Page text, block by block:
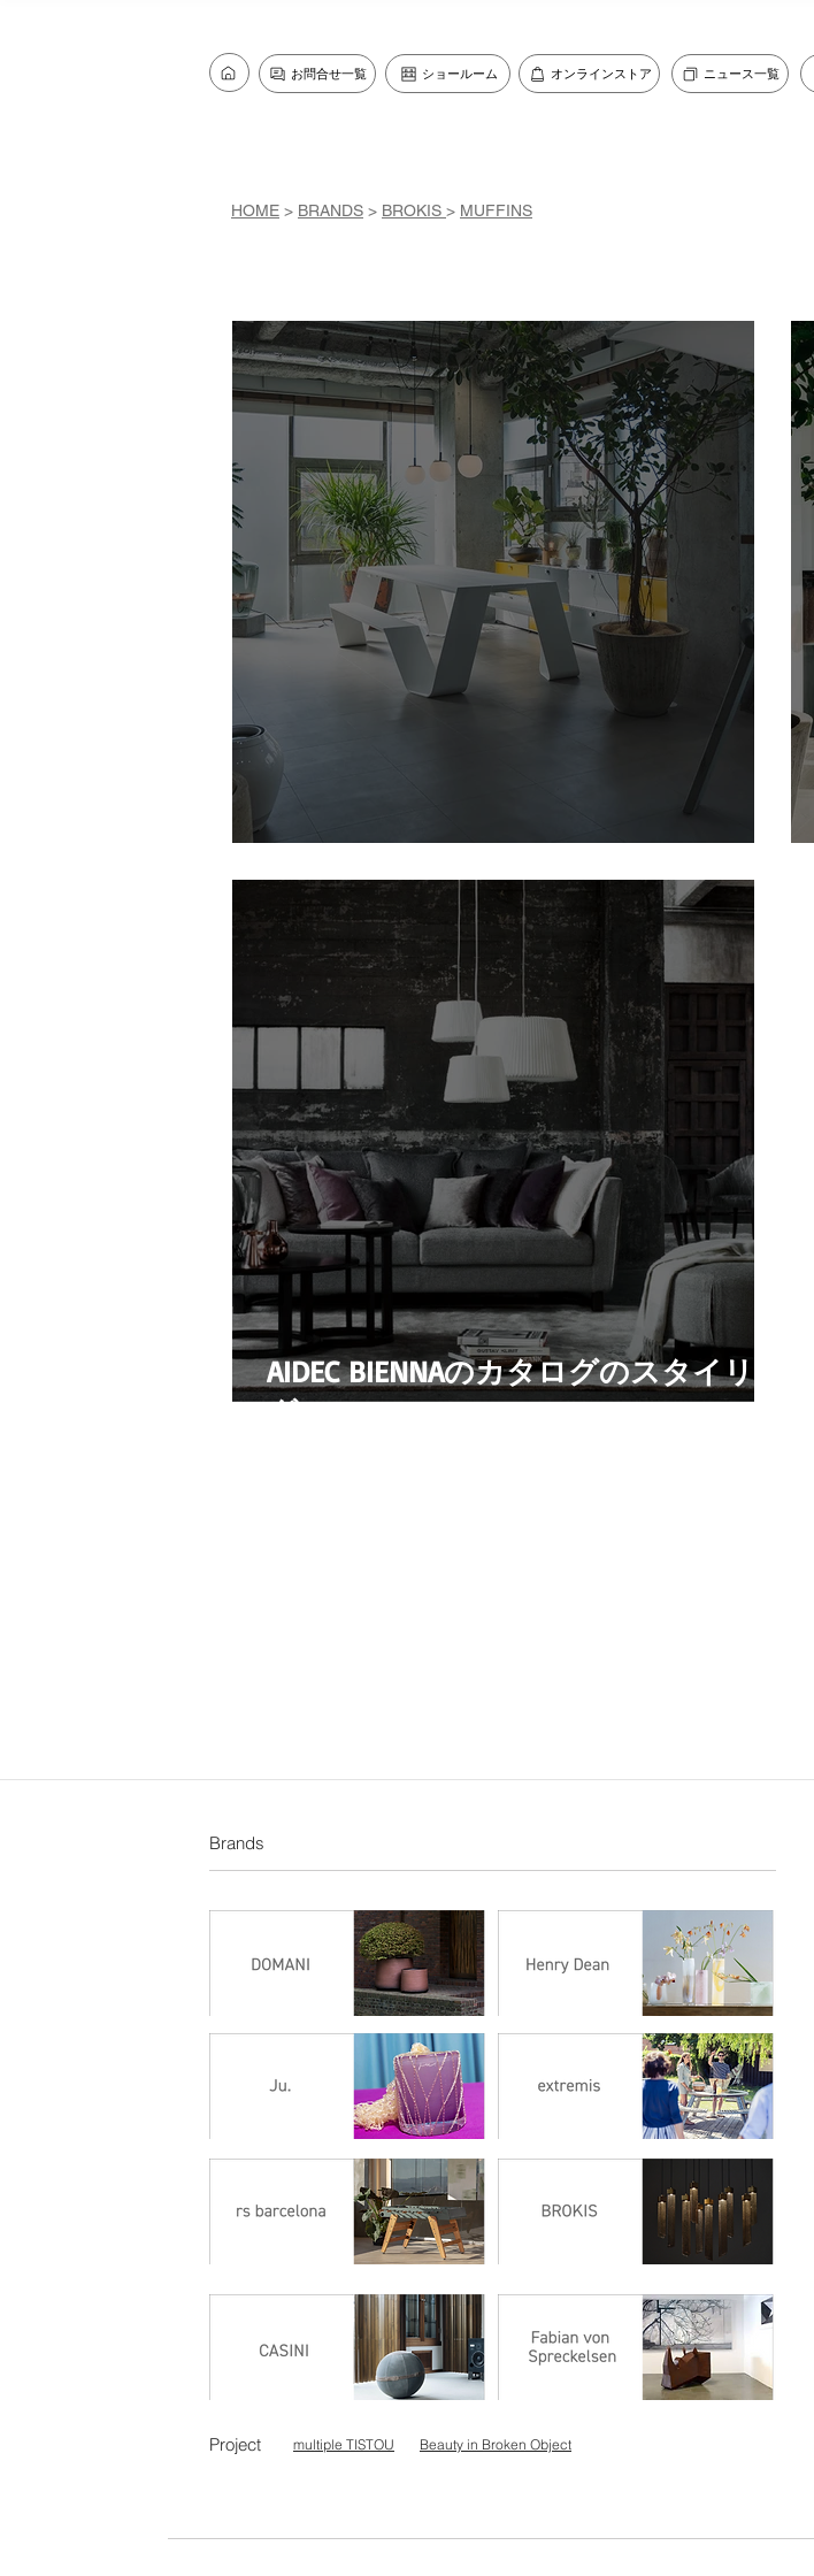
お問合せ一覧 ショールーム オンラインストア ニュース一覧
HOME > BRANDS > BROKIS > MUFFINS
Prmaceed
AIDEC BIENNAのカタログのスタイリン
グ
Brands
Project multiple TISTOU Beauty in Broken Object